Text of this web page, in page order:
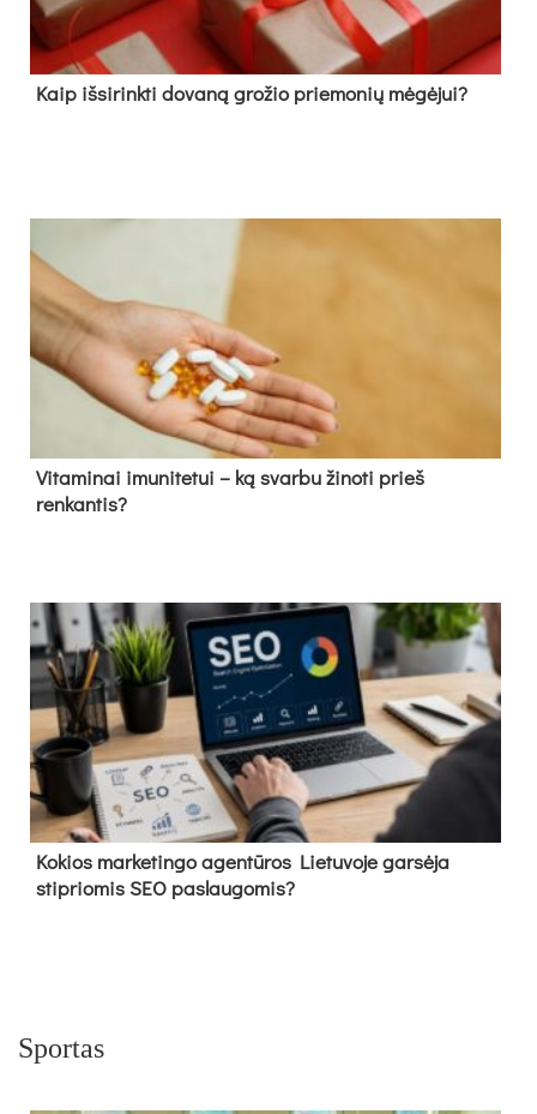
Kaip išsirinkti dovaną grožio priemonių mėgėjui?
Vitaminai imunitetui – ką svarbu žinoti prieš
renkantis?
Kokios marketingo agentūros Lietuvoje garsėja
stipriomis SEO paslaugomis?
Sportas